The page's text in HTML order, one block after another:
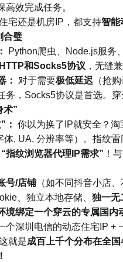
高效完成任务。
宅还是机房IP，都支持智能
合璧
Python爬虫、Node.js服务
和Socks5协议 ，无缝
：
对于需要极低延迟 （抢
务，Socks5协议是首选。穿
术”
： 你以为换了IP就安全？
, UA, 分辨率等）。指纹
“指纹浏览器代理IP需求” ！
号/店铺（如不同抖音小店
、独立本地存储、 独一无
境绑定一个穿云的专属国内
个深圳电信的动态住宅IP +
就是成百上千个分布在全